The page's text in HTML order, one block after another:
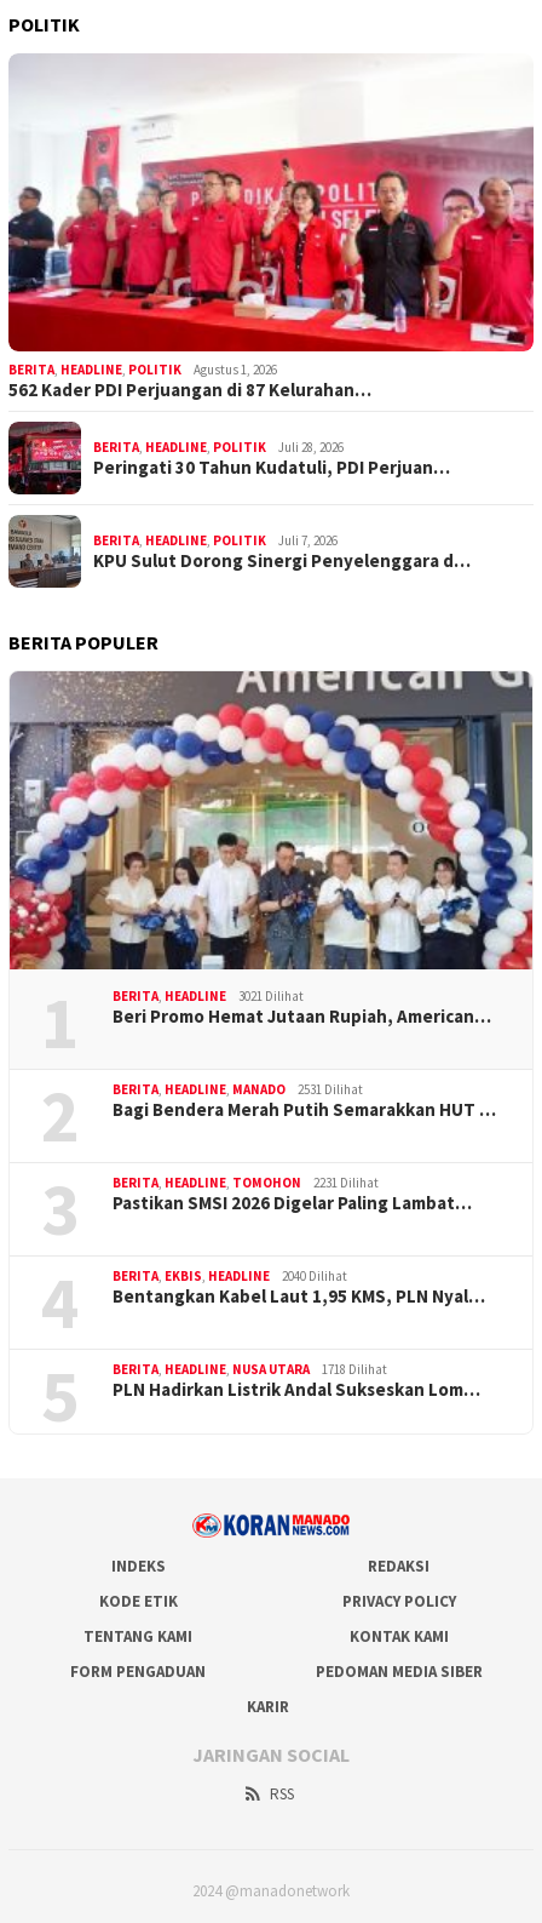
POLITIK
BERITA, HEADLINE, POLITIK Agustus 1, 2026
562 Kader PDI Perjuangan di 87 Kelurahan…
BERITA, HEADLINE, POLITIK Juli 28, 2026
Peringati 30 Tahun Kudatuli, PDI Perjuan…
BERITA, HEADLINE, POLITIK Juli 7, 2026
KPU Sulut Dorong Sinergi Penyelenggara d…
BERITA POPULER
1 BERITA, HEADLINE 3021 Dilihat
Beri Promo Hemat Jutaan Rupiah, American…
2 BERITA, HEADLINE, MANADO 2531 Dilihat
Bagi Bendera Merah Putih Semarakkan HUT …
3 BERITA, HEADLINE, TOMOHON 2231 Dilihat
Pastikan SMSI 2026 Digelar Paling Lambat…
4 BERITA, EKBIS, HEADLINE 2040 Dilihat
Bentangkan Kabel Laut 1,95 KMS, PLN Nyal…
5 BERITA, HEADLINE, NUSA UTARA 1718 Dilihat
PLN Hadirkan Listrik Andal Sukseskan Lom…
INDEKS
REDAKSI
KODE ETIK
PRIVACY POLICY
TENTANG KAMI
KONTAK KAMI
FORM PENGADUAN
PEDOMAN MEDIA SIBER
KARIR
JARINGAN SOCIAL
RSS
2024 @manadonetwork